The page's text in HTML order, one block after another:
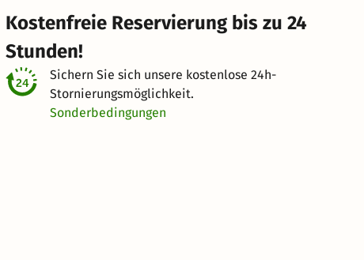
Kostenfreie Reservierung bis zu 24
Stunden!
Sichern Sie sich unsere kostenlose 24h-
Stornierungsmöglichkeit.
Sonderbedingungen